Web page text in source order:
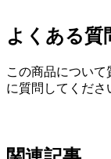
よくある質
この商品につい
に質問してくださ